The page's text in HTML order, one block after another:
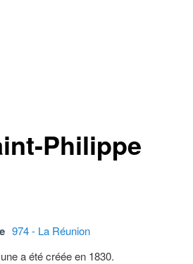
Philippe
974 - La Réunion
a été créée en 1830.